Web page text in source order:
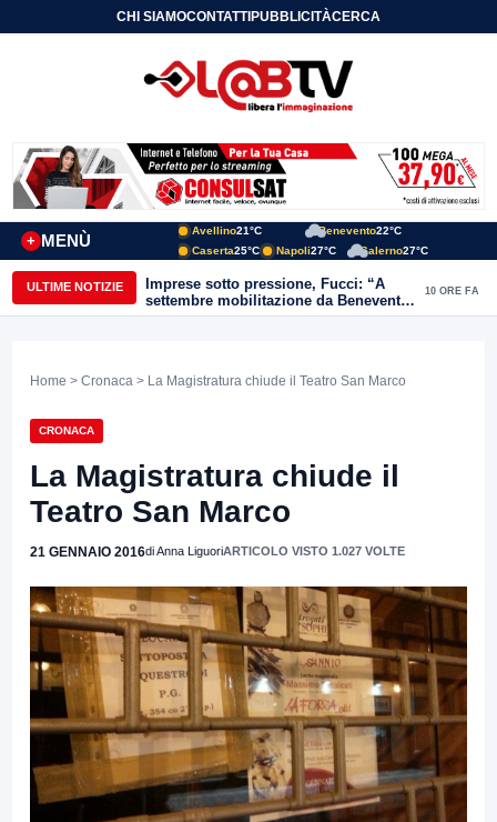
CHI SIAMOCONTATTIPUBBLICITÀCERCA
MENÙ
+
Avellino21°C Benevento22°C
Caserta25°C Napoli27°C Salerno27°C
ULTIME NOTIZIE
Imprese sotto pressione, Fucci: “A
settembre mobilitazione da Benevento
e Avellino”
10 ORE FA
Home > Cronaca > La Magistratura chiude il Teatro San Marco
CRONACA
La Magistratura chiude il
Teatro San Marco
21 GENNAIO 2016di Anna LiguoriARTICOLO VISTO 1.027 VOLTE